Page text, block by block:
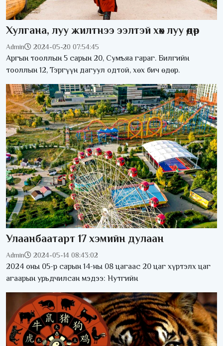
Хулгана, луу жилтнээ ээлтэй хөх луу өдөр
Admin 2024-05-20 07:54:45
Аргын тооллын 5 сарын 20, Сумъяа гараг. Билгийн
тооллын 12, Тэргүүн дагуул одтой, хөх бич өдөр.
Улаанбаатарт 17 хэмийн дулаан
Admin 2024-05-14 08:43:02
2024 оны 05-р сарын 14-ны 08 цагаас 20 цаг хүртэлх цаг
агаарын урьдчилсан мэдээ: Нутгийн